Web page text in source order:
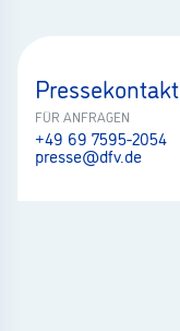
Pressekontakt
FÜR ANFRAGEN
+49 69 7595-2054
presse@dfv.de